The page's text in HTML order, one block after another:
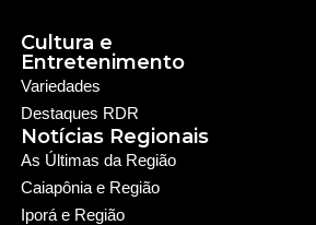
Cultura e
Entretenimento
Notícias Regionais
As Últimas da Região
Caiapônia e Região
Iporá e Região
Variedades
Destaques RDR